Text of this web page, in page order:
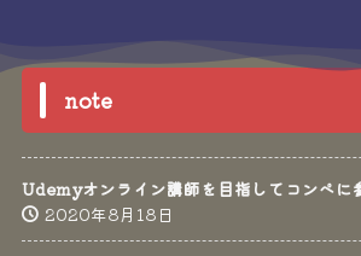
note
Udemyオンライン講師を目指してコンペに
2020年8月18日